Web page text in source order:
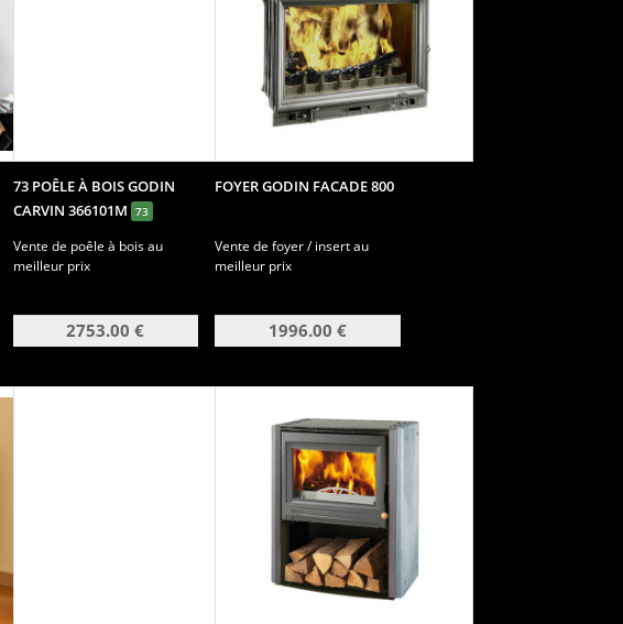
73 POÊLE À BOIS GODIN
CARVIN 366101M 73
Vente de poêle à bois au
meilleur prix
2753.00 €
FOYER GODIN FACADE 800
Vente de foyer / insert au
meilleur prix
1996.00 €